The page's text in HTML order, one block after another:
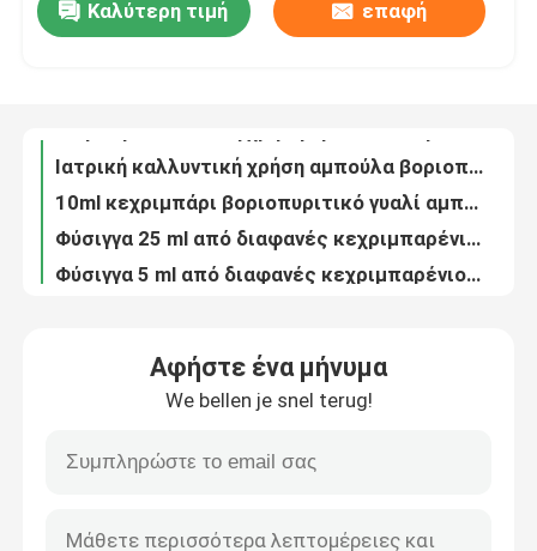
Σχετικά με εμάς
Έλεγχος ποιότητας
Επικοινωνήστε μαζί μας
Βοροπυριτικό Γυάλινο Φιαλίδιο
σωληνοειδή φιαλίδια γυαλιού
Καλύτερη τιμή επαφή
10ml κεχριμπάρι βοριοπυριτικό γυαλί αμπούλα ιατρικής καλλυντικής χρήσης
Αφήστε ένα μήνυμα
We bellen je snel terug!